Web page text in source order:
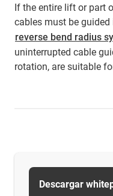
If the entire lift or part
cables must be
reverse bend radius
uninterrupted cable
rotation, are suitable
Descargar